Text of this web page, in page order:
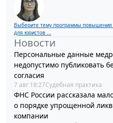
Выберите тему программы повышения
для юристов ...
Новости
Персональные данные
недопустимо публиковать
согласия
7 авг 18:27Судебная практика
ФНС России рассказала
о порядке упрощенной
компании